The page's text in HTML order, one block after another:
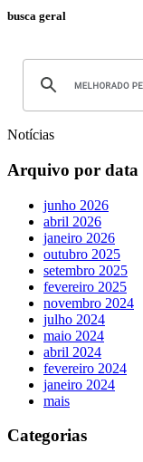
busca geral
Notícias
Arquivo por data
junho 2026
abril 2026
janeiro 2026
outubro 2025
setembro 2025
fevereiro 2025
novembro 2024
julho 2024
maio 2024
abril 2024
fevereiro 2024
janeiro 2024
mais
Categorias